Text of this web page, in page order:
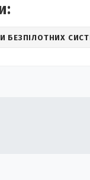
БЕЗПІЛОТНИХ